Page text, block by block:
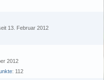
13. Februar 2012
2012
112